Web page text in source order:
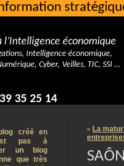
l’Intelligence économique
Intelligence économique,
Cyber, Veilles, TIC, SSI …
35 25 14
« La
créé en
pas à
un blog
que très